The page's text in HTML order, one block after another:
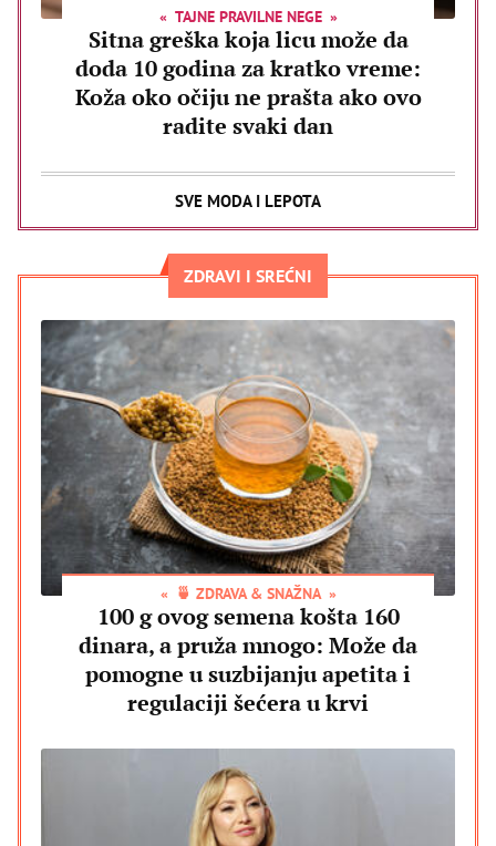
TAJNE PRAVILNE NEGE
Sitna greška koja licu može da
doda 10 godina za kratko vreme:
Koža oko očiju ne prašta ako ovo
radite svaki dan
SVE MODA I LEPOTA
ZDRAVI I SREĆNI
🍵 ZDRAVA & SNAŽNA
100 g ovog semena košta 160
dinara, a pruža mnogo: Može da
pomogne u suzbijanju apetita i
regulaciji šećera u krvi